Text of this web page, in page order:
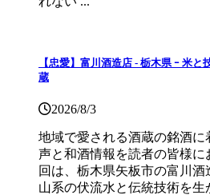
【忠愛】富川酒造店 ‐ 栃木県 ｰ 米
蔵
2026/8/3
地域で愛される酒蔵の銘酒
声と和酒情報を読者の皆様
回は、栃木県矢板市の富川
山系の伏流水と伝統技術を